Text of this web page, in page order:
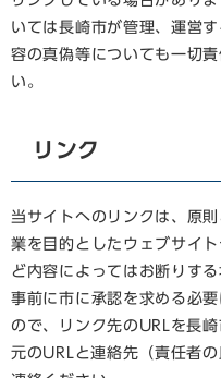
いては長崎市が管理、運営
容の真偽等についても一切
い。
リンク
当サイトへのリンクは、原
業を目的としたウェブサイ
ど内容によってはお断りする
事前に市に承認を求める必
ので、リンク先のURLを長
元のURLと連絡先（責任者